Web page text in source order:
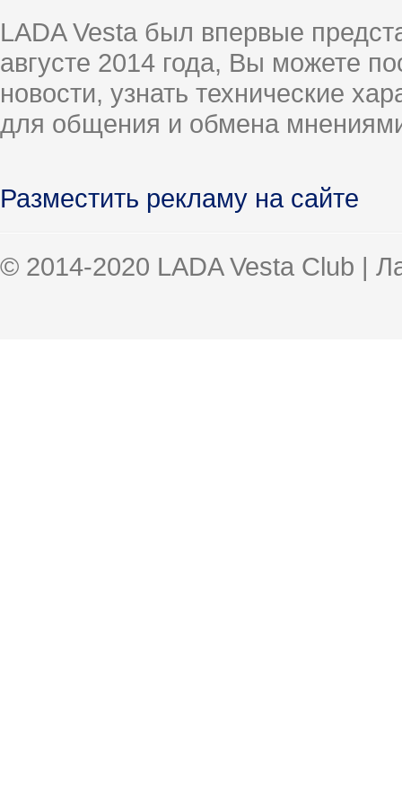
LADA Vesta был впервые
августе 2014 года, Вы можете
новости, узнать технические
для общения и обмена
Разместить рекламу на сайте
© 2014-2020 LADA Vesta Club |